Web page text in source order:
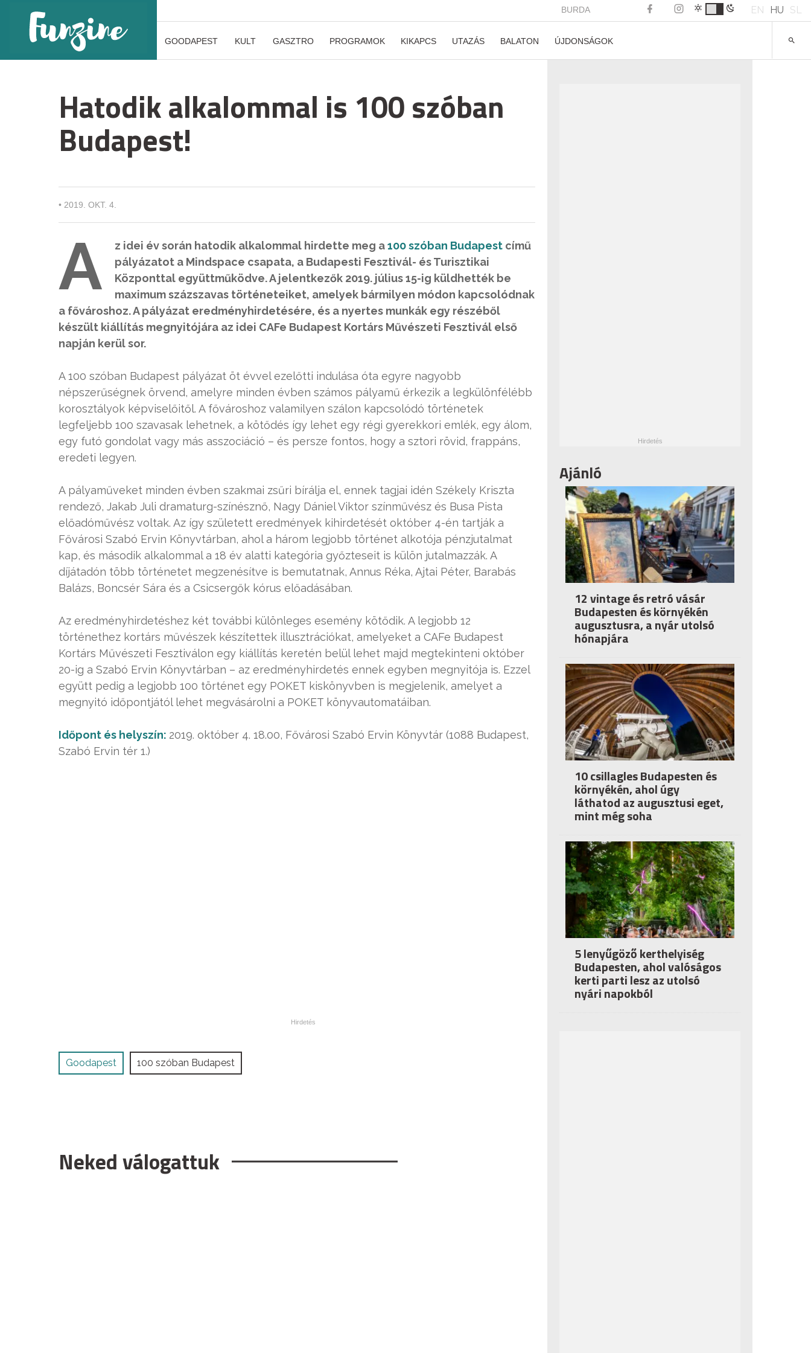
BURDA EN HU SL
GOODAPEST KULT GASZTRO PROGRAMOK KIKAPCS UTAZÁS BALATON ÚJDONSÁGOK
Hatodik alkalommal is 100 szóban
Budapest!
• 2019. OKT. 4.
A z idei év során hatodik alkalommal hirdette meg a100 szóban Budapest című
pályázatot a Mindspace csapata, a Budapesti Fesztivál- és Turisztikai
Központtal együttműködve. A jelentkezők 2019. július 15-ig küldhették be
maximum százszavas történeteiket, amelyek bármilyen módon kapcsolódnak
a fővároshoz. A pályázat eredményhirdetésére, és a nyertes munkák egy részéből
készült kiállítás megnyitójára az idei CAFe Budapest Kortárs Művészeti Fesztivál első
napján kerül sor.
A 100 szóban Budapest pályázat öt évvel ezelőtti indulása óta egyre nagyobb
népszerűségnek örvend, amelyre minden évben számos pályamű érkezik a legkülönfélébb
korosztályok képviselőitől. A fővároshoz valamilyen szálon kapcsolódó történetek
legfeljebb 100 szavasak lehetnek, a kötődés így lehet egy régi gyerekkori emlék, egy álom,
egy futó gondolat vagy más asszociáció – és persze fontos, hogy a sztori rövid, frappáns,
eredeti legyen.
A pályaműveket minden évben szakmai zsűri bírálja el, ennek tagjai idén Székely Kriszta
rendező, Jakab Juli dramaturg-színésznő, Nagy Dániel Viktor színművész és Busa Pista
előadóművész voltak. Az így született eredmények kihirdetését október 4-én tartják a
Fővárosi Szabó Ervin Könyvtárban, ahol a három legjobb történet alkotója pénzjutalmat
kap, és második alkalommal a 18 év alatti kategória győzteseit is külön jutalmazzák. A
díjátadón több történetet megzenésítve is bemutatnak, Annus Réka, Ajtai Péter, Barabás
Balázs, Boncsér Sára és a Csicsergők kórus előadásában.
Az eredményhirdetéshez két további különleges esemény kötődik. A legjobb 12
történethez kortárs művészek készítettek illusztrációkat, amelyeket a CAFe Budapest
Kortárs Művészeti Fesztiválon egy kiállítás keretén belül lehet majd megtekinteni október
20-ig a Szabó Ervin Könyvtárban – az eredményhirdetés ennek egyben megnyitója is. Ezzel
együtt pedig a legjobb 100 történet egy POKET kiskönyvben is megjelenik, amelyet a
megnyitó időpontjától lehet megvásárolni a POKET könyvautomatáiban.
Időpont és helyszín: 2019. október 4. 18.00, Fővárosi Szabó Ervin Könyvtár (1088 Budapest,
Szabó Ervin tér 1.)
Goodapest 100 szóban Budapest
Neked válogattuk
Ajánló
12 vintage és retró vásár
Budapesten és környékén
augusztusra, a nyár utolsó
hónapjára
10 csillagles Budapesten és
környékén, ahol úgy
láthatod az augusztusi eget,
mint még soha
5 lenyűgöző kerthelyiség
Budapesten, ahol valóságos
kerti parti lesz az utolsó
nyári napokból